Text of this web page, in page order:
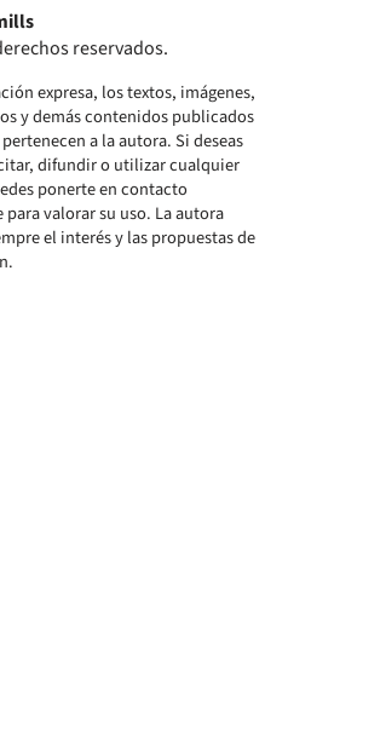
reservados.
expresa, los textos, imágenes,
y demás contenidos publicados
a la autora. Si deseas
difundir o utilizar cualquier
ponerte en contacto
valorar su uso. La autora
el interés y las propuestas de